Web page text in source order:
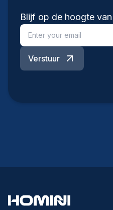
Blijf op de hoogte
Verstuur